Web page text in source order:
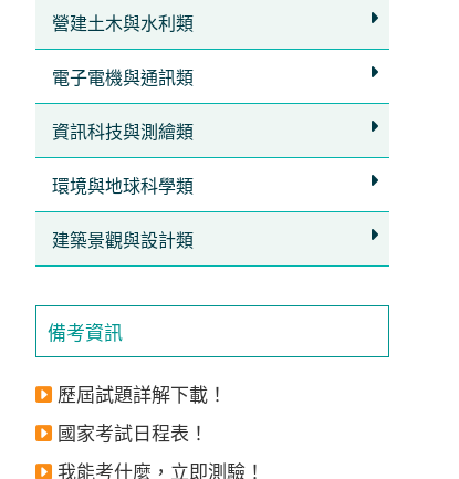
營建土木與水利類
電子電機與通訊類
資訊科技與測繪類
環境與地球科學類
建築景觀與設計類
備考資訊
歷屆試題詳解下載！
國家考試日程表！
我能考什麼，立即測驗！
人
，
再
得
500
扣！